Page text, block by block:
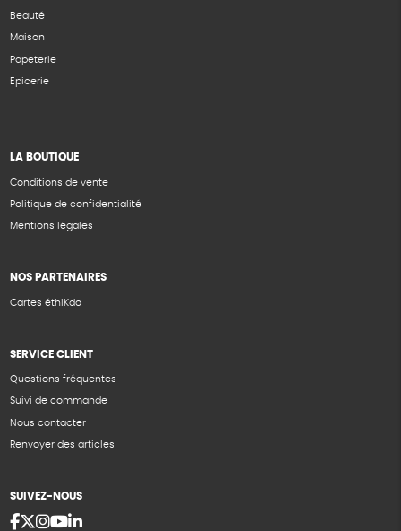
Beauté
Maison
Papeterie
Epicerie
LA BOUTIQUE
Conditions de vente
Politique de confidentialité
Mentions légales
NOS PARTENAIRES
Cartes éthiKdo
SERVICE CLIENT
Questions fréquentes
Suivi de commande
Nous contacter
Renvoyer des articles
SUIVEZ-NOUS